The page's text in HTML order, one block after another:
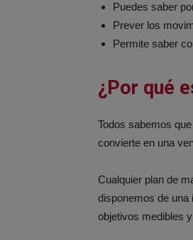
Puedes saber
Prever los
Permite saber
¿Por qué
Todos sabemos que
convierte en una
Cualquier plan de
disponemos de una
objetivos medibles